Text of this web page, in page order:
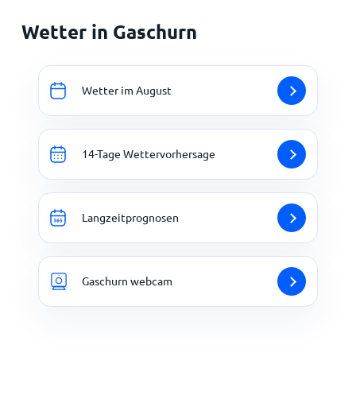
Wetter in Gaschurn
Wetter im August
14-Tage Wettervorhersage
Langzeitprognosen
Gaschurn webcam